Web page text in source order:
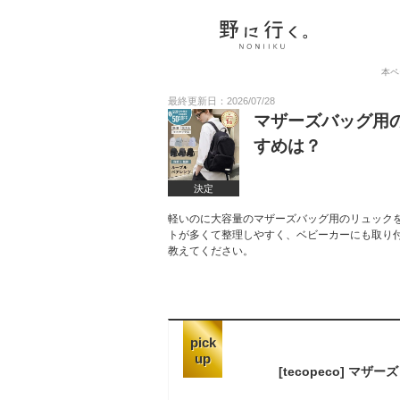
本
最終更新日：2026/07/28
決定
マザーズバッグ用
すめは？
軽いのに大容量のマザーズバッグ用のリュッ
トが多くて整理しやすく、ベビーカーにも取
教えてください。
pick
up